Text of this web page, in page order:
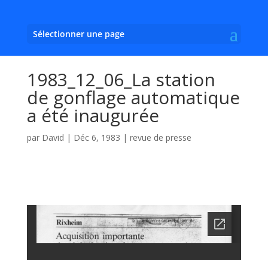
Sélectionner une page
1983_12_06_La station
de gonflage automatique
a été inaugurée
par David | Déc 6, 1983 | revue de presse